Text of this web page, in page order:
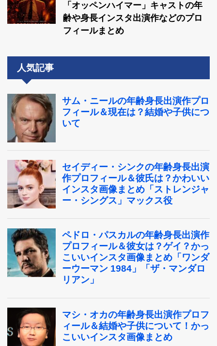
「オッペンハイマー」キャストの年
齢や身長インスタ出演作などのプロ
フィールまとめ
人気記事